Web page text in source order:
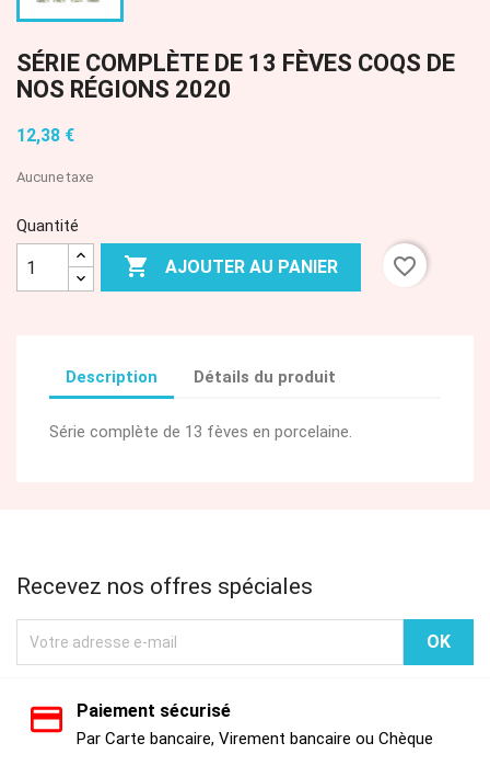
SÉRIE COMPLÈTE DE 13 FÈVES COQS DE
NOS RÉGIONS 2020
12,38 €
Aucune taxe
Quantité
 AJOUTER AU PANIER favorite_border
Description Détails du produit
Série complète de 13 fèves en porcelaine.
Recevez nos offres spéciales
Paiement sécurisé
Par Carte bancaire, Virement bancaire ou Chèque